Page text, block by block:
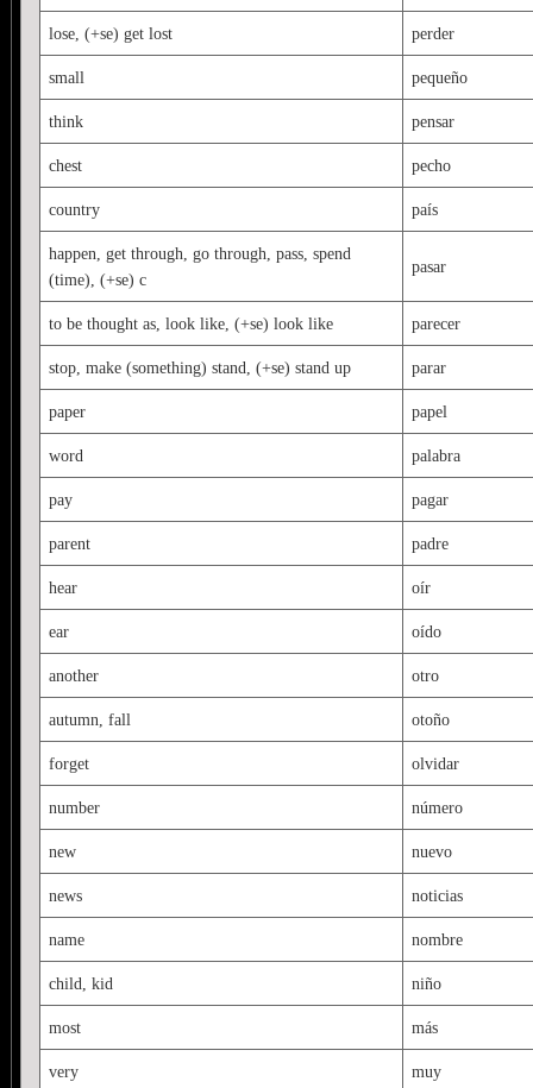
lose, (+se) get lost perder
small pequeño
think pensar
chest pecho
country país
happen, get through, go through, pass, spend
(time), (+se) c
pasar
to be thought as, look like, (+se) look like parecer
stop, make (something) stand, (+se) stand up parar
paper papel
word palabra
pay pagar
parent padre
hear oír
ear oído
another otro
autumn, fall otoño
forget olvidar
number número
new nuevo
news noticias
name nombre
child, kid niño
most más
very muy